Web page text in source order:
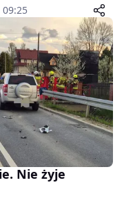
09:25
Nie żyje